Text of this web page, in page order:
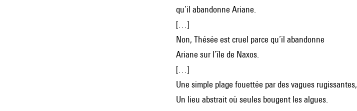
qu’il abandonne Ariane.
[…]
Non, Thésée est cruel parce qu’il abandonne
Ariane sur l’île de Naxos.
[…]
Une simple plage fouettée par des vagues rugissantes,
Un lieu abstrait où seules bougent les algues.